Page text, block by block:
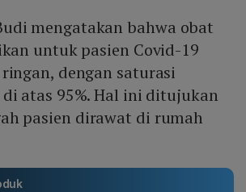
mengatakan bahwa obat
untuk pasien Covid-19
dengan saturasi
atas 95%. Hal ini ditujukan
pasien dirawat di rumah